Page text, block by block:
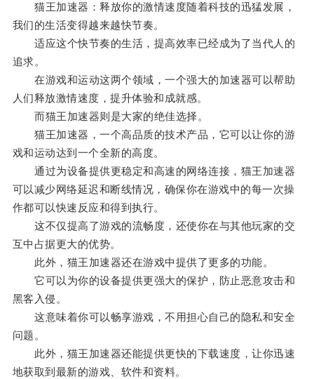
猫王加速器：释放你的激情速度随着科技的迅猛发展，
我们的生活变得越来越快节奏。
适应这个快节奏的生活，提高效率已经成为了当代人的
追求。
在游戏和运动这两个领域，一个强大的加速器可以帮助
人们释放激情速度，提升体验和成就感。
而猫王加速器则是大家的绝佳选择。
猫王加速器，一个高品质的技术产品，它可以让你的游
戏和运动达到一个全新的高度。
通过为设备提供更稳定和高速的网络连接，猫王加速器
可以减少网络延迟和断线情况，确保你在游戏中的每一次操
作都可以快速反应和得到执行。
这不仅提高了游戏的流畅度，还使你在与其他玩家的交
互中占据更大的优势。
此外，猫王加速器还在游戏中提供了更多的功能。
它可以为你的设备提供更强大的保护，防止恶意攻击和
黑客入侵。
这意味着你可以畅享游戏，不用担心自己的隐私和安全
问题。
此外，猫王加速器还能提供更快的下载速度，让你迅速
地获取到最新的游戏、软件和资料。